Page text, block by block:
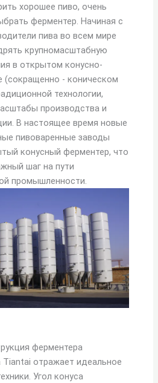
хорошее пиво, очень
ферментер. Начиная с
пива во всем мире
крупномасштабную
в открытом конусно-
(сокращенно - коническом
технологии,
производства и
В настоящее время новые
пивоваренные заводы
конусный ферментер, что
шаг на пути
промышленности.
ферментера
отражает идеальное
Угол конуса